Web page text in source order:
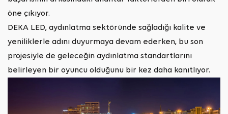
öne çıkıyor.
DEKA LED, aydınlatma sektöründe sağladığı kalite ve
yeniliklerle adını duyurmaya devam ederken, bu son
projesiyle de geleceğin aydınlatma standartlarını
belirleyen bir oyuncu olduğunu bir kez daha kanıtlıyor.